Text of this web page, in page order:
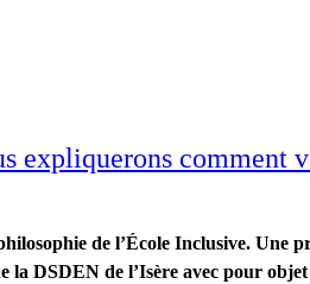
expliquerons comment
de l’École Inclusive. Une
DSDEN de l’Isère avec pour